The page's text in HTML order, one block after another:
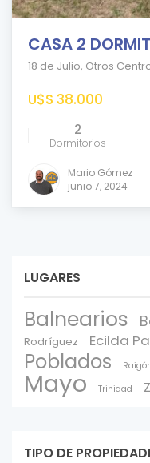
CASA 2
18 de Julio, Otros
U$S 38.000
2
Dormitorios
Mario Gómez
junio 7, 2024
LUGARES
Balnearios
Rodríguez
Ecilda
Poblados
Mayo Trinidad
TIPO DE